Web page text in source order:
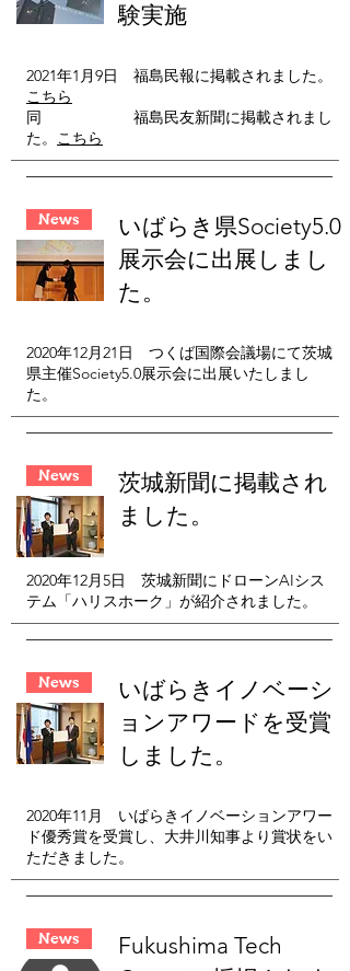
験実施
2021年1月9日 福島民報に掲載されました。
こちら
同 福島民友新聞に掲載されまし
た。 こちら
News
​いばらき県Society5.0
展示会に出展しまし
た。
2020年12月21日 つくば国際会議場にて茨城
県主催Society5.0展示会に出展いたしまし
た。
News
茨城新聞に掲載され
ました。
2020年12月5日 茨城新聞にドローンAIシス
テム「ハリスホーク」が紹介されました。
News
いばらきイノベーシ
ョンアワードを受賞
しました。
2020年11月 いばらきイノベーションアワー
ド優秀賞を受賞し、大井川知事より賞状をい
ただきました。
News
Fukushima Tech